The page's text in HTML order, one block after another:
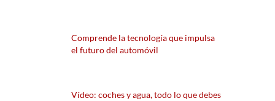
Comprende la tecnología que impulsa
el futuro del automóvil
Vídeo: coches y agua, todo lo que debes